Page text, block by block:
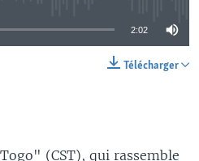
2:02
Télécharger
(CST), qui rassemble